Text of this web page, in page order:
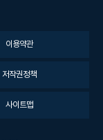
이용약관
저작권정책
사이트맵